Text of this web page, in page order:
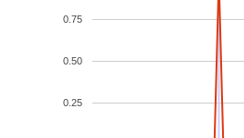
0.25
0.50
0.75